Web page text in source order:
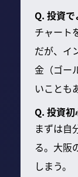
Q. 投資
チャート
だが、イ
金（ゴー
いことも
Q. 投資
まずは自
る。大阪
しまう。